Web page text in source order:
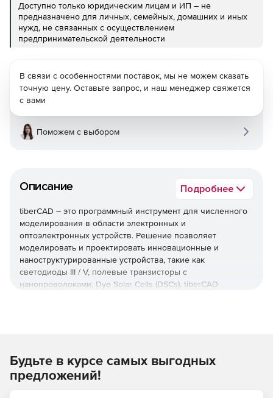
Доступно только юридическим лицам и ИП – не
предназначено для личных, семейных, домашних и иных
нужд, не связанных с осуществлением
предпринимательской деятельности
Описание Подробнее
tiberCAD – это программный инструмент для численного
моделирования в области электронных и
оптоэлектронных устройств. Решение позволяет
моделировать и проектировать инновационные и
наноструктурированные устройства, такие как
светодиоды III / V, полевые транзисторы с
нанопроволоками, Dye Solar Cells (DSCs). tiberCAD
Несколько физических моделей непрерывного
уровня на основе конечных элементов (FEM).
В связи с особенностями поставок, мы не можем сказать
точную цену. Оставьте запрос, и наш менеджер свяжется
с вами
Поможем с выбором
Будьте в курсе самых выгодных
предложений!